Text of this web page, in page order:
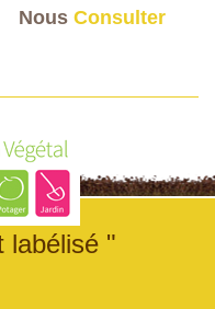
Nous Consulter
labélisé "